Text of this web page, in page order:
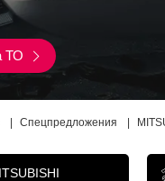
ТО
Спецпредложения